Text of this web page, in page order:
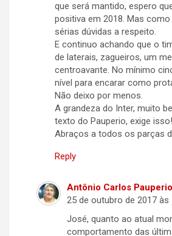
que será mantido, espero
positiva em 2018. Mas
sérias dúvidas a respeito.
E continuo achando que o
de laterais, zagueiros, um
centroavante. No mínimo
nível para encarar como
Não deixo por menos.
A grandeza do Inter, muito
texto do Pauperio, exige isso!
Abraços a todos os parças
Reply
Antônio Carlos Pauperio
25 de outubro de 2017 às
José, quanto ao atual
comportamento das